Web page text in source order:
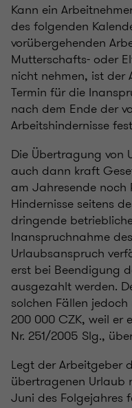
Kann ein
des folgenden
vorübergehenden
Mutterschafts- oder
nicht nehmen, ist der
Termin für die
nach dem Ende der
Arbeitshindernisse
Die Übertragung von
auch dann kraft
am Jahresende
Hindernisse seitens
dringende
Inanspruchnahme
Urlaubsanspruch
erst bei Beendigung
ausgezahlt werden.
solchen Fällen
200 000 CZK, weil er
Nr. 251/2005 Slg.,
Legt der Arbeitgeber
übertragenen Urlaub
Juni des Folgejahres